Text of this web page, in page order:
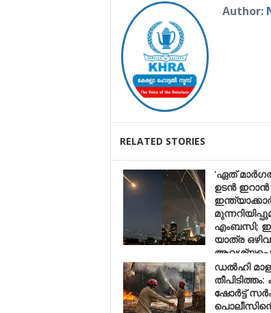
Author:
RELATED STORIES
'ഏത്
ഉടൻ ഇറാൻ
എംബസി;
യാത്ര
ദില്ലി: നിലവിലെ
കണക്കിലെടുത്ത് ഇ
ഡല്‍ഹി
ഷോര്‍ട്ട്